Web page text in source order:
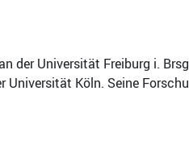
der Universität Freiburg i.
Köln. Seine